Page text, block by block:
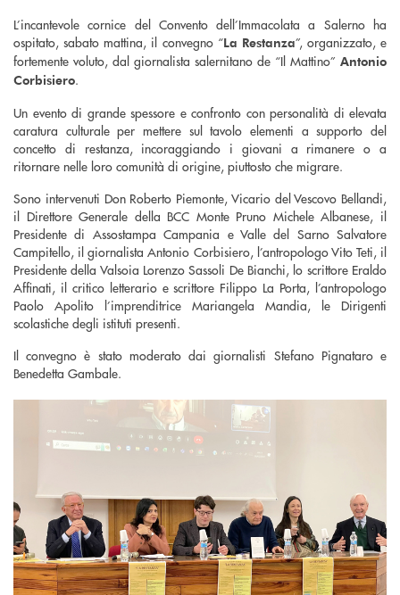
L’incantevole cornice del Convento dell’Immacolata a Salerno ha
ospitato, sabato mattina, il convegno “La Restanza”, organizzato, e
fortemente voluto, dal giornalista salernitano de “Il Mattino” Antonio
Corbisiero.
Un evento di grande spessore e confronto con personalità di elevata
caratura culturale per mettere sul tavolo elementi a supporto del
concetto di restanza, incoraggiando i giovani a rimanere o a
ritornare nelle loro comunità di origine, piuttosto che migrare.
Sono intervenuti Don Roberto Piemonte, Vicario del Vescovo Bellandi,
il Direttore Generale della BCC Monte Pruno Michele Albanese, il
Presidente di Assostampa Campania e Valle del Sarno Salvatore
Campitello, il giornalista Antonio Corbisiero, l’antropologo Vito Teti, il
Presidente della Valsoia Lorenzo Sassoli De Bianchi, lo scrittore Eraldo
Affinati, il critico letterario e scrittore Filippo La Porta, l’antropologo
Paolo Apolito l’imprenditrice Mariangela Mandia, le Dirigenti
scolastiche degli istituti presenti.
Il convegno è stato moderato dai giornalisti Stefano Pignataro e
Benedetta Gambale.